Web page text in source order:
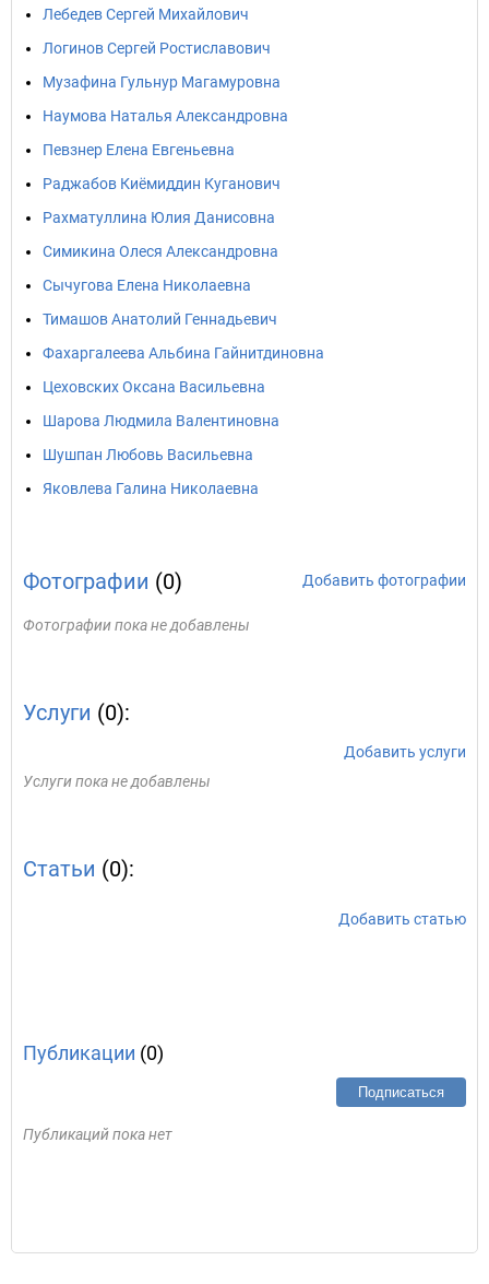
Лебедев Сергей Михайлович
Логинов Сергей Ростиславович
Музафина Гульнур Магамуровна
Наумова Наталья Александровна
Певзнер Елена Евгеньевна
Раджабов Киёмиддин Куганович
Рахматуллина Юлия Данисовна
Симикина Олеся Александровна
Сычугова Елена Николаевна
Тимашов Анатолий Геннадьевич
Фахаргалеева Альбина Гайнитдиновна
Цеховских Оксана Васильевна
Шарова Людмила Валентиновна
Шушпан Любовь Васильевна
Яковлева Галина Николаевна
Фотографии (0) Добавить фотографии
Фотографии пока не добавлены
Услуги (0):
Добавить услуги
Услуги пока не добавлены
Статьи (0):
Добавить статью
Публикации (0)
Подписаться
Публикаций пока нет